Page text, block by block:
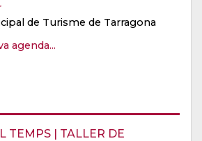
TEMPS | TALLER DE
de Turisme de Tarragona
agenda...